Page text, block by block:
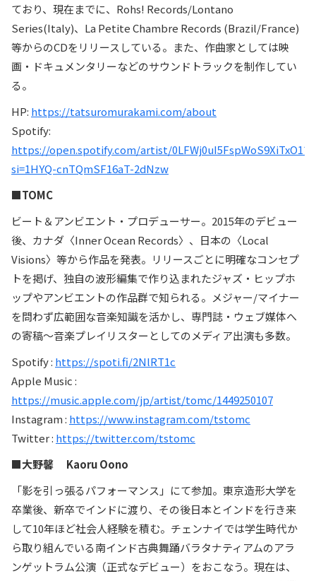
ており、現在までに、Rohs! Records/Lontano
Series(Italy)、La Petite Chambre Records (Brazil/France)
等からのCDをリリースしている。また、作曲家としては映
画・ドキュメンタリーなどのサウンドトラックを制作してい
る。
HP: https://tatsuromurakami.com/about
Spotify:
https://open.spotify.com/artist/0LFWj0uI5FspWoS9XiTxO1?
si=1HYQ-cnTQmSF16aT-2dNzw
■TOMC
ビート＆アンビエント・プロデューサー。2015年のデビュー
後、カナダ〈Inner Ocean Records〉、日本の〈Local
Visions〉等から作品を発表。リリースごとに明確なコンセプ
トを掲げ、独自の波形編集で作り込まれたジャズ・ヒップホ
ップやアンビエントの作品群で知られる。メジャー/マイナー
を問わず広範囲な音楽知識を活かし、専門誌・ウェブ媒体へ
の寄稿〜音楽プレイリスターとしてのメディア出演も多数。
Spotify : https://spoti.fi/2NlRT1c
Apple Music :
https://music.apple.com/jp/artist/tomc/1449250107
Instagram : https://www.instagram.com/tstomc
Twitter : https://twitter.com/tstomc
■大野馨 Kaoru Oono
「影を引っ張るパフォーマンス」にて参加。東京造形大学を
卒業後、新卒でインドに渡り、その後日本とインドを行き来
して10年ほど社会人経験を積む。チェンナイでは学生時代か
ら取り組んでいる南インド古典舞踊バラタナティアムのアラ
ンゲットラム公演（正式なデビュー）をおこなう。現在は、